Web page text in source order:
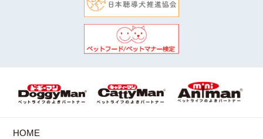
HOME